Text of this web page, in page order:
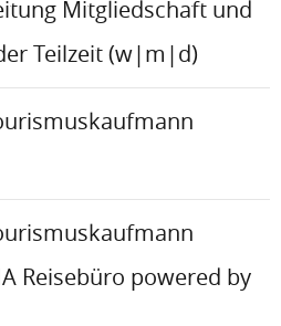
Mitgliedschaft und
Teilzeit (w|m|d)
Reisebüro powered by